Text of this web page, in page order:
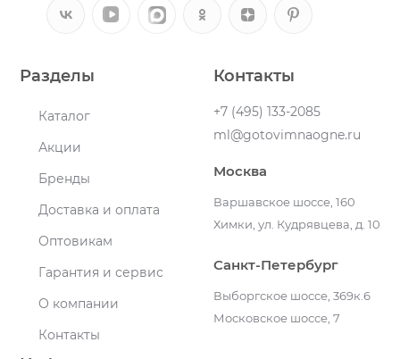
Разделы
Каталог
Акции
Бренды
Доставка и оплата
Оптовикам
Гарантия и сервис
О компании
Контакты
Контакты
+7 (495) 133-2085
ml@gotovimnaogne.ru
Москва
Варшавское шоссе, 160
Химки, ул. Кудрявцева, д. 10
Санкт-Петербург
Выборгское шоссе, 369к.6
Московское шоссе, 7